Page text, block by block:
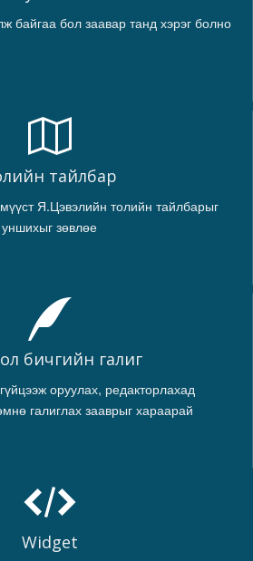
байгаа бол заавар танд хэрэг болно
тайлбар
Я.Цэвэлийн толийн тайлбарыг
уншихыг зөвлөе
бичгийн галиг
оруулах, редакторлахад
галиглах зааврыг хараарай
Widget